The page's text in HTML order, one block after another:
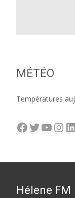
MÉTÉO
Températures
Facebook
Twitter
Hélene FM